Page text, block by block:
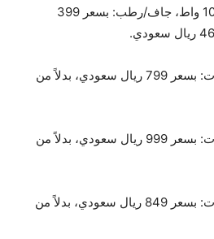
مكنسة كهربائية 17 لتر، 1000 واط، جاف/رطب: بسعر 399
مجموعة حقائب سفر بعجلات: بسعر 799 ريال سعودي، بدلاً من
مجموعة حقائب سفر بعجلات: بسعر 999 ريال سعودي، بدلاً من
مجموعة حقائب سفر بعجلات: بسعر 849 ريال سعودي، بدلاً من